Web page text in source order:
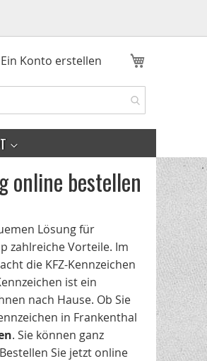
Ein Konto erstellen
online bestellen
Lösung für
zahlreiche Vorteile. Im
die KFZ-Kennzeichen
ist ein
nach Hause. Ob Sie
in Frankenthal
. Sie können ganz
Sie jetzt online